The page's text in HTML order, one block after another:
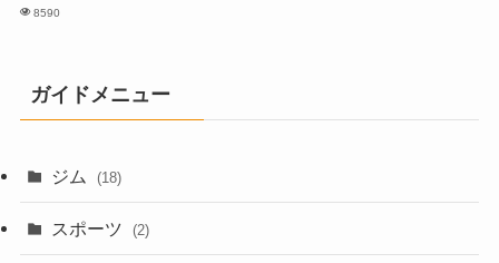
8590
ガイドメニュー
ジム (18)
スポーツ (2)